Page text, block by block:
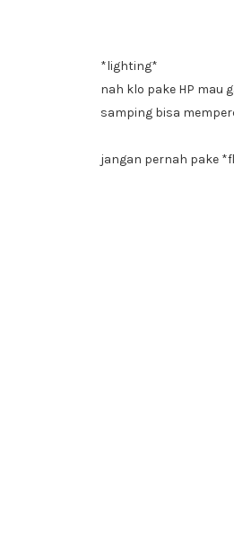
*lighting*
nah klo pake HP mau
samping bisa
jangan pernah pake